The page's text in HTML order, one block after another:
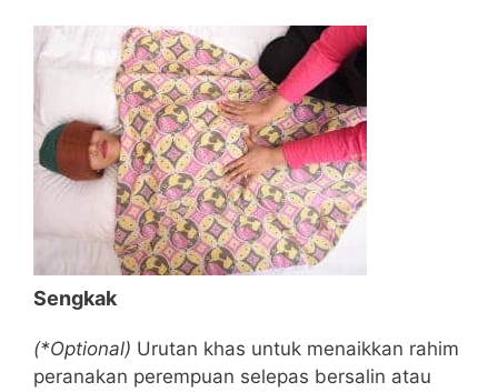
Sengkak
(*Optional) Urutan khas untuk menaikkan rahim
peranakan perempuan selepas bersalin atau